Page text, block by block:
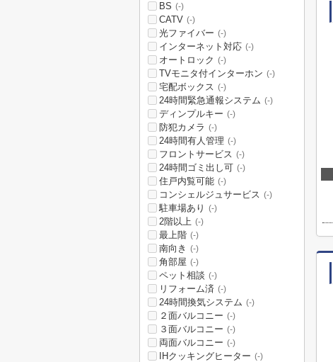
BS (-)
CATV (-)
光ファイバー (-)
インターネット対応 (-)
オートロック (-)
TVモニタ付インターホン (-)
宅配ボックス (-)
24時間緊急通報システム (-)
ディンプルキー (-)
防犯カメラ (-)
24時間有人管理 (-)
フロントサービス (-)
24時間ゴミ出し可 (-)
住戸内覧可能 (-)
コンシェルジュサービス (-)
駐車場あり (-)
2階以上 (-)
最上階 (-)
南向き (-)
角部屋 (-)
ペット相談 (-)
リフォーム済 (-)
24時間換気システム (-)
２面バルコニー (-)
３面バルコニー (-)
両面バルコニー (-)
IHクッキングヒーター (-)